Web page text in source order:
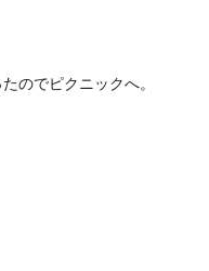
のでピクニックへ。